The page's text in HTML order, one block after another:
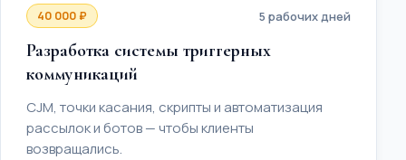
40 000 ₽ 5 рабочих дней
Разработка системы триггерных
коммуникаций
CJM, точки касания, скрипты и автоматизация
рассылок и ботов — чтобы клиенты
возвращались.